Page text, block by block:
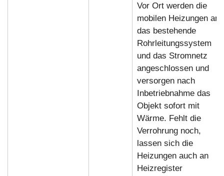
Vor Ort werden die
mobilen Heizungen an
das bestehende
Rohrleitungssystem
und das Stromnetz
angeschlossen und
versorgen nach
Inbetriebnahme das
Objekt sofort mit
Wärme. Fehlt die
Verrohrung noch,
lassen sich die
Heizungen auch an
Heizregister